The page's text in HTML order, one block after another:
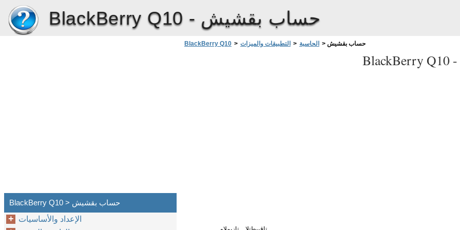
BlackBerry Q10 - حساب بقشيش
BlackBerry Q10 > التطبيقات والميزات > الحاسبة > حساب بقشيش
BlackBerry Q10 -
BlackBerry Q10 > حساب بقشيش
الإعداد والأساسيات